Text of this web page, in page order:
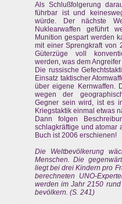
Als Schlußfolgerung
führbar ist und
würde. Der nächste
Nuklearwaffen geführt
Munition gespart werden
mit einer Sprengkraft von
Güterzüge voll
werden, was dem
Die russische
Einsatz taktischer
über eigene Kernwaffen.
wegen der
Gegner sein wird, ist es
Kriegstaktik einmal etwas
Dann folgen
schlagkräftige und atomar
Buch ist 2006 erschienen!
Die Weltbevölkerung
Menschen. Die
liegt bei drei Kindern pro
berechneten UNO-
werden im Jahr 2150
bevölkern. (S. 241)